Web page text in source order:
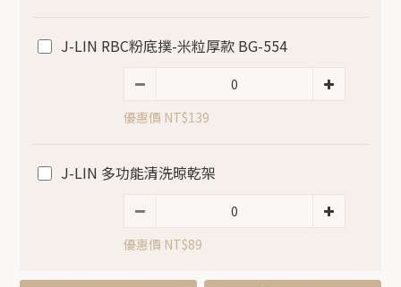
J-LIN RBC粉底撲-米粒厚款 BG-554
優惠價 NT$139
J-LIN 多功能清洗晾乾架
優惠價 NT$89